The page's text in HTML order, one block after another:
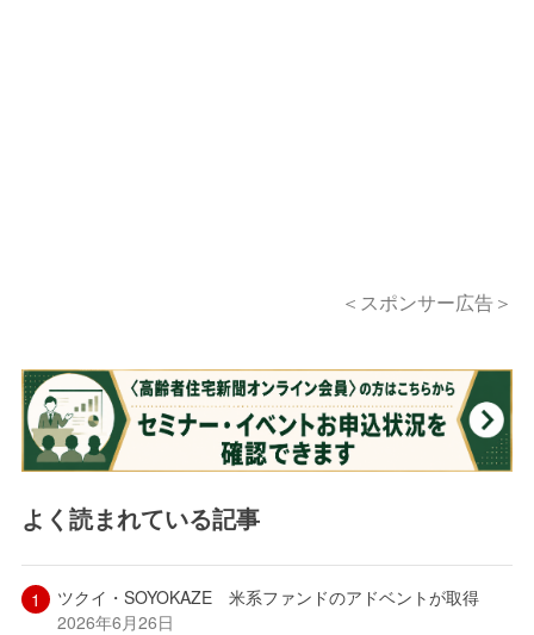
＜スポンサー広告＞
よく読まれている記事
ツクイ・SOYOKAZE 米系ファンドのアドベントが取得
2026年6月26日